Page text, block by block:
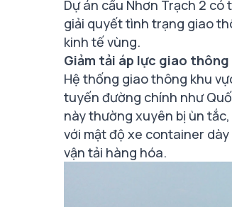
Dự án cầu Nhơn Trạch 2 có
giải quyết tình trạng giao
kinh tế vùng.
Giảm tải áp lực giao
Hệ thống giao thông khu
tuyến đường chính như
này thường xuyên bị ùn
với mật độ xe container
vận tải hàng hóa.